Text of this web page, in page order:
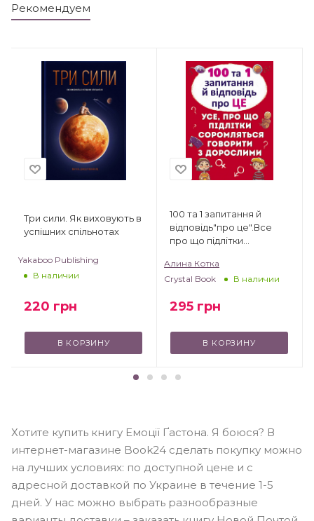
Рекомендуем
Три сили. Як виховують в
успішних спільнотах
Yakaboo Publishing
В наличии
220 грн
В КОРЗИНУ
100 та 1 запитання й
відповідь"про це".Все
про що підлітки
дорослими
Алина Котка
Crystal Book
В наличии
295 грн
В КОРЗИНУ
Хотите купить книгу Емоції Ґастона. Я боюся? В
интернет-магазине Book24 сделать покупку можно
на лучших условиях: по доступной цене и с
адресной доставкой по Украине в течение 1-5
дней. У нас можно выбрать разнообразные